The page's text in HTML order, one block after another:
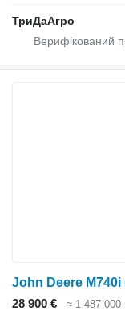
ТриДаАгро
John Deere M740i
28 900 €
≈ 1 487 000